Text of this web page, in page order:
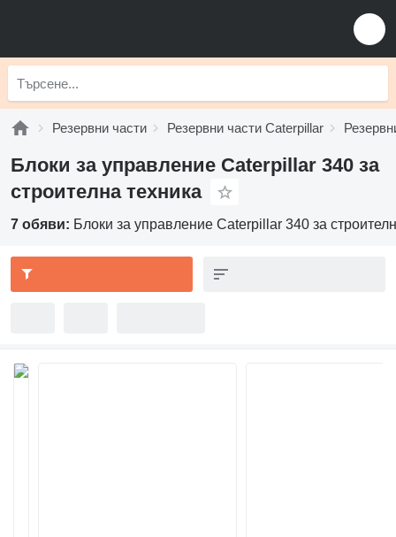
Резервни части Резервни части Caterpillar
Блоки за управление Caterpillar 340 за
строителна техника
7 обяви: Блоки за управление Caterpillar 340 за